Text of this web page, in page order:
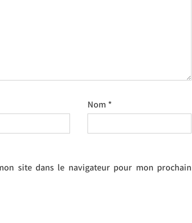
Nom *
site dans le navigateur pour mon prochain